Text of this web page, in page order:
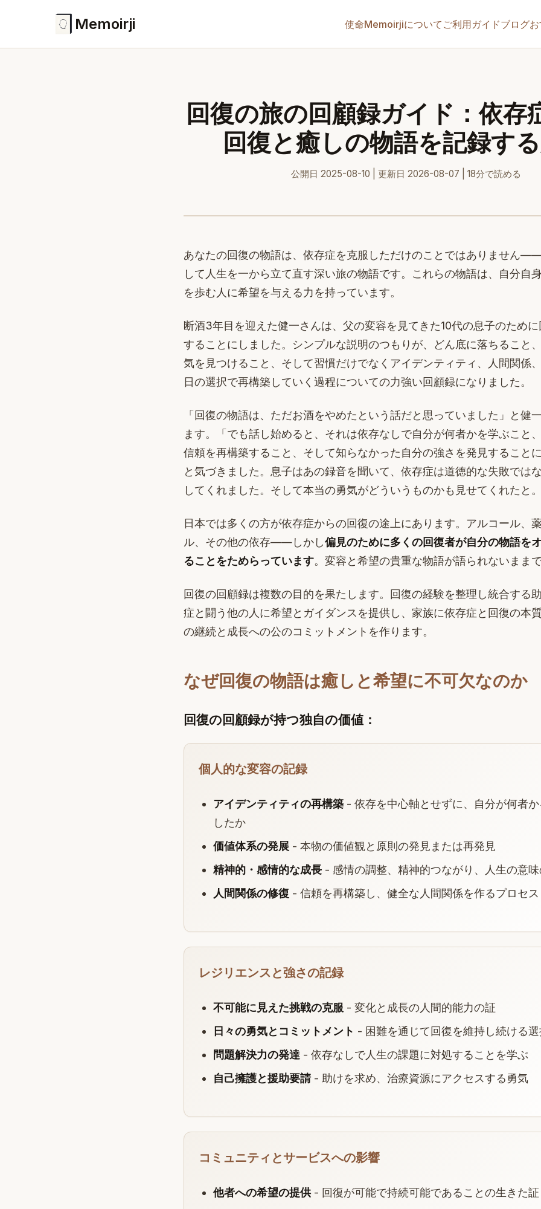
Memoirji 使命Memoirjiについて ご利用ガイドブログ
回復の旅の回顧録ガイド：依存
回復と癒しの物語を記録す
公開日 2025-08-10 | 更新日 2026-08-07 | 18分で読める
あなたの回復の物語は、依存症を克服しただけのことではありません
して人生を一から立て直す深い旅の物語です。これらの物語は、自分自
を歩む人に希望を与える力を持っています。
断酒3年目を迎えた健一さんは、父の変容を見てきた10代の息子のため
することにしました。シンプルな説明のつもりが、どん底に落ちること
気を見つけること、そして習慣だけでなくアイデンティティ、人間関係
日の選択で再構築していく過程についての力強い回顧録になりました。
「回復の物語は、ただお酒をやめたという話だと思っていました」と健
ます。「でも話し始めると、それは依存なしで自分が何者かを学ぶこと
信頼を再構築すること、そして知らなかった自分の強さを発見すること
と気づきました。息子はあの録音を聞いて、依存症は道徳的な失敗では
してくれました。そして本当の勇気がどういうものかも見せてくれたと
日本では多くの方が依存症からの回復の途上にあります。アルコール、
ル、その他の依存——しかし偏見のために多くの回復者が自分の物語を
ることをためらっています。変容と希望の貴重な物語が語られないまま
回復の回顧録は複数の目的を果たします。回復の経験を整理し統合する
症と闘う他の人に希望とガイダンスを提供し、家族に依存症と回復の本
の継続と成長への公のコミットメントを作ります。
なぜ回復の物語は癒しと希望に不可欠なのか
回復の回顧録が持つ独自の価値：
個人的な変容の記録
アイデンティティの再構築 - 依存を中心軸とせずに、自分が何者
したか
価値体系の発展 - 本物の価値観と原則の発見または再発見
精神的・感情的な成長 - 感情の調整、精神的つながり、人生の意
人間関係の修復 - 信頼を再構築し、健全な人間関係を作るプロセス
レジリエンスと強さの記録
不可能に見えた挑戦の克服 - 変化と成長の人間的能力の証
日々の勇気とコミットメント - 困難を通じて回復を維持し続ける
問題解決力の発達 - 依存なしで人生の課題に対処することを学ぶ
自己擁護と援助要請- 助けを求め、治療資源にアクセスする勇気
コミュニティとサービスへの影響
他者への希望の提供 - 回復が可能で持続可能であることの生きた証